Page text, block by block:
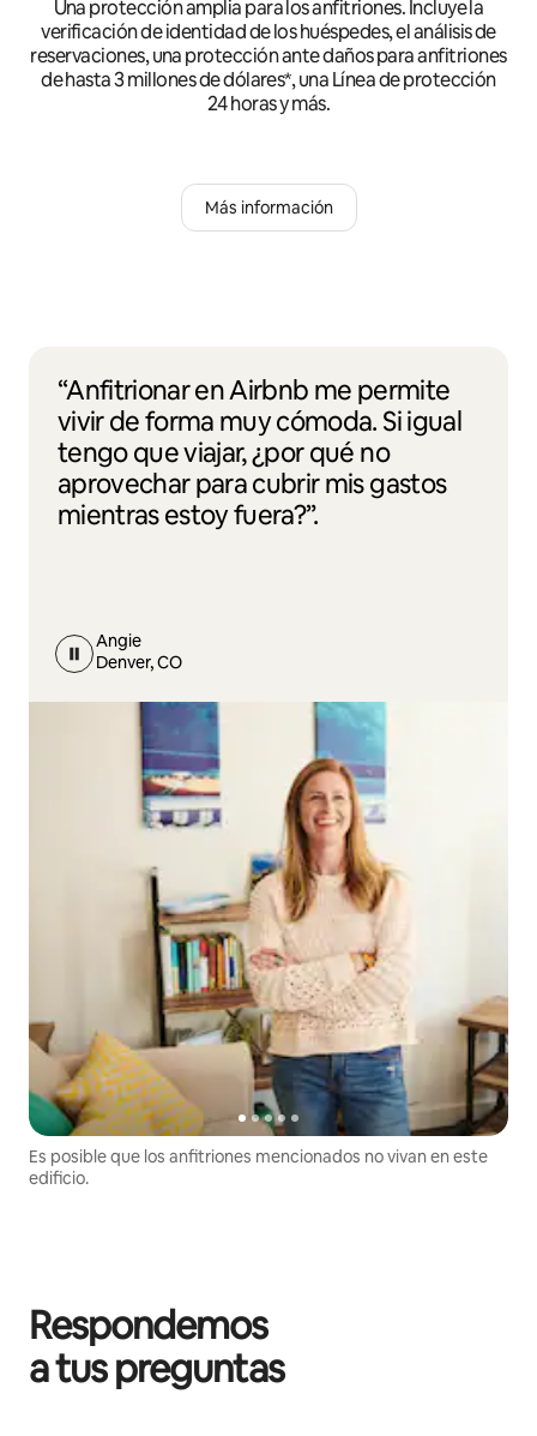
Una protección amplia para los anfitriones. Incluye la
verificación de identidad de los huéspedes, el análisis de
reservaciones, una protección ante daños para anfitriones
de hasta 3 millones de dólares*, una Línea de protección
24 horas y más.
Más información
“Anfitrionar en Airbnb me permite
vivir de forma muy cómoda. Si igual
tengo que viajar, ¿por qué no
aprovechar para cubrir mis gastos
mientras estoy fuera?”.
Angie
Denver, CO
Es posible que los anfitriones mencionados no vivan en este
edificio.
Respondemos
a tus preguntas